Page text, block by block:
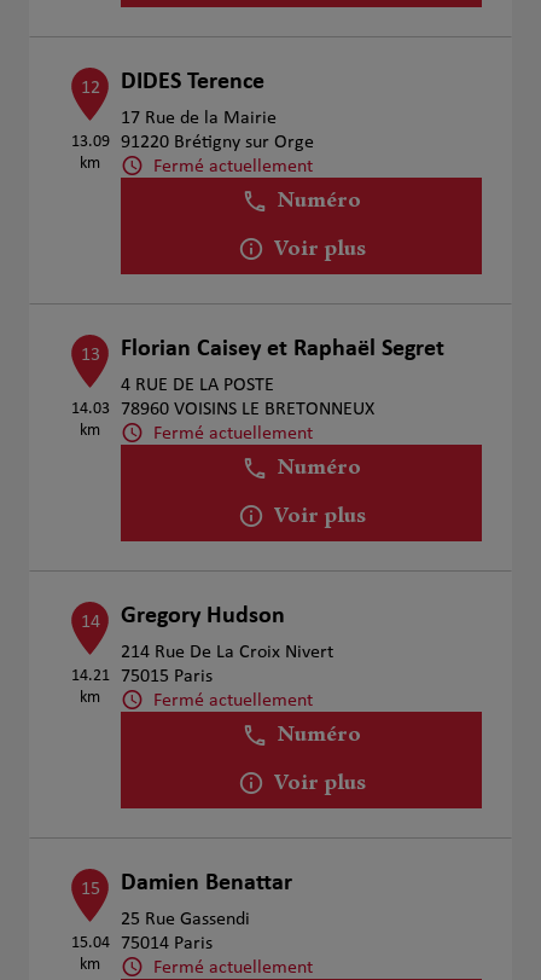
12
13.09
km
DIDES Terence
17 Rue de la Mairie
91220 Brétigny sur Orge
Fermé actuellement
Numéro
Voir plus
13
14.03
km
Florian Caisey et Raphaël Segret
4 RUE DE LA POSTE
78960 VOISINS LE BRETONNEUX
Fermé actuellement
Numéro
Voir plus
14
14.21
km
Gregory Hudson
214 Rue De La Croix Nivert
75015 Paris
Fermé actuellement
Numéro
Voir plus
15
15.04
km
Damien Benattar
25 Rue Gassendi
75014 Paris
Fermé actuellement